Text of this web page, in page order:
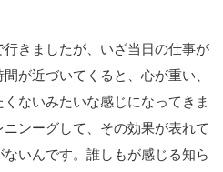
きましたが、いざ当日の仕事が
が近づいてくると、心が重い、
ないみたいな感じになってきま
ンーグして、その効果が表れて
いんです。誰しもが感じる知ら